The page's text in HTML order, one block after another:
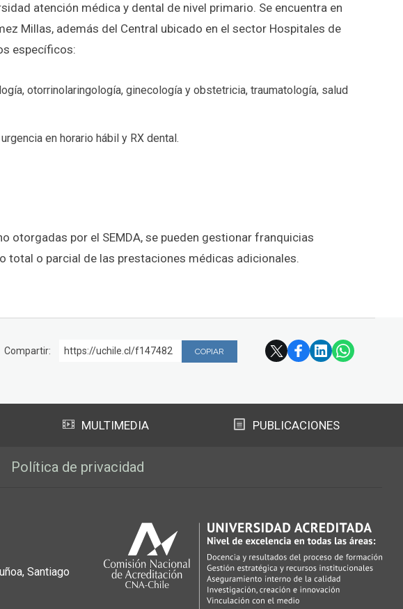
atención médica y dental de nivel primario. Se encuentra en
Millas, además del Central ubicado en el sector Hospitales de
específicos:
otorrinolaringología, ginecología y obstetricia, traumatología, salud
en horario hábil y RX dental.
otorgadas por el SEMDA, se pueden gestionar franquicias
total o parcial de las prestaciones médicas adicionales.
Compartir: https://uchile.cl/f147482 COPIAR
MULTIMEDIA PUBLICACIONES
Política de privacidad
Santiago